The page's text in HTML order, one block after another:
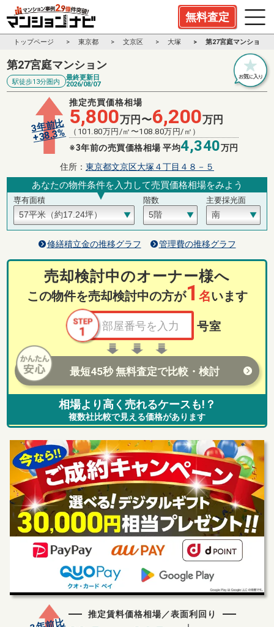
無料査定
トップページ 東京都 文京区 大塚 第27宮庭マンション
第27宮庭マンション
駅徒歩13分圏内
最終更新日
2026/08/07
3年前比
+38.3%
推定売買価格相場
5,800万円〜6,200万円
（ 101.80万円/㎡〜108.80万円/㎡）
※3年前の売買価格相場 平均4,340万円
住所： 東京都文京区大塚４丁目４８－５
あなたの物件条件を入力して売買価格相場をみよう
専有面積 階数 主要採光面
修繕積立金の推移グラフ 管理費の推移グラフ
売却検討中のオーナー様へ
この物件を売却検討中の方が1 名います
号室
最短45秒 無料査定で比較・検討
相場より高く売れるケースも!？
複数社比較で見える価格があります
推定賃料価格相場／表面利回り